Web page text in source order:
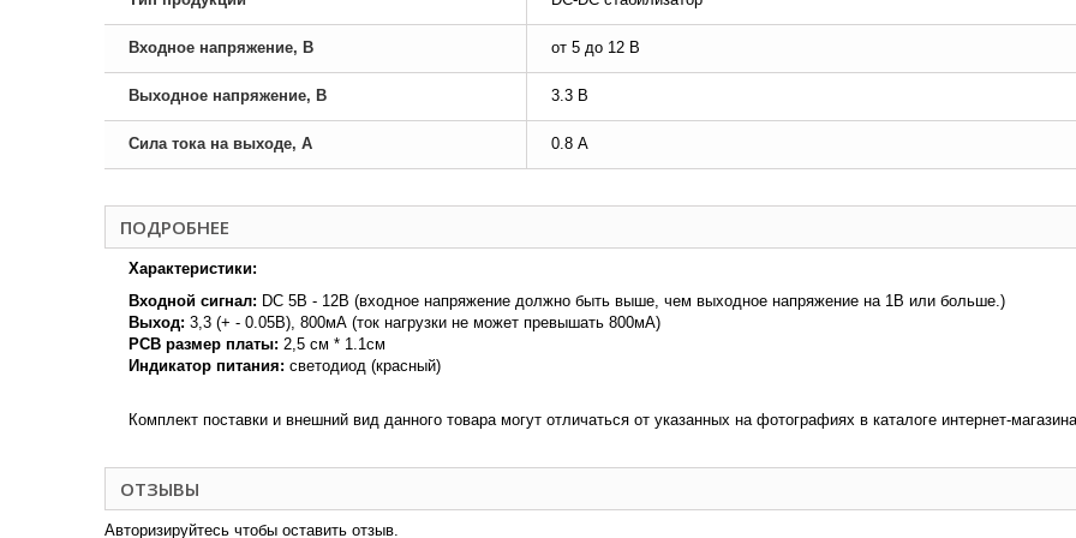
Входное напряжение, В от 5 до 12 В
Выходное напряжение, В 3.3 В
Сила тока на выходе, А 0.8 А
ПОДРОБНЕЕ
Характеристики:
Входной сигнал: DC 5В - 12В (входное напряжение должно быть выше, чем выходное напряжение на 1В или больше.)
Выход: 3,3 (+ - 0.05В), 800мА (ток нагрузки не может превышать 800мА)
PCB размер платы: 2,5 см * 1.1см
Индикатор питания: светодиод (красный)
Комплект поставки и внешний вид данного товара могут отличаться от указанных на фотографиях в каталоге интернет-
ОТЗЫВЫ
Авторизируйтесь чтобы оставить отзыв.